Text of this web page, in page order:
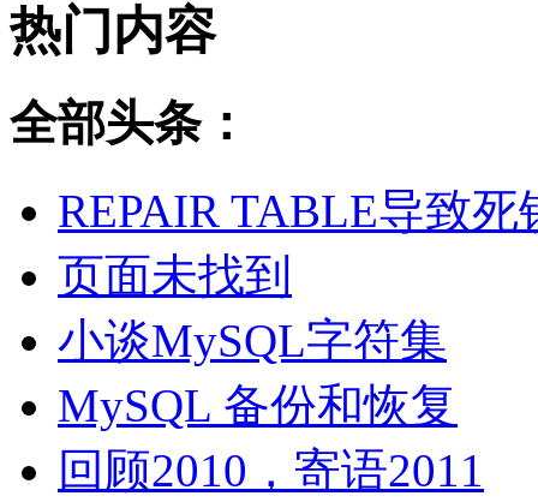
热门内容
全部头条：
REPAIR TABLE导致死
页面未找到
小谈MySQL字符集
MySQL 备份和恢复
回顾2010，寄语2011